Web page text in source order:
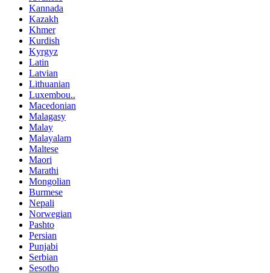
Kannada
Kazakh
Khmer
Kurdish
Kyrgyz
Latin
Latvian
Lithuanian
Luxembou..
Macedonian
Malagasy
Malay
Malayalam
Maltese
Maori
Marathi
Mongolian
Burmese
Nepali
Norwegian
Pashto
Persian
Punjabi
Serbian
Sesotho